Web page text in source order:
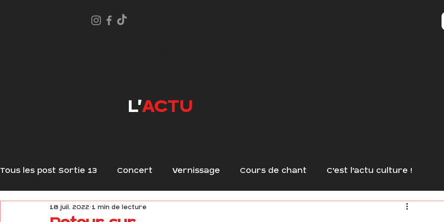
L'ACTU
Tous les post Sortie 13 Concert Vernissage Cours de chant C'est l'actu culture !
Mardi du Blues Résidence !
18 juil. 2022 1 min de lecture